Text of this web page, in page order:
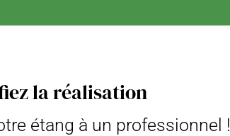
la réalisation
étang à un professionnel !